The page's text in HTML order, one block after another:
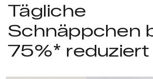
Tägliche
Schnäppchen
75%* reduziert